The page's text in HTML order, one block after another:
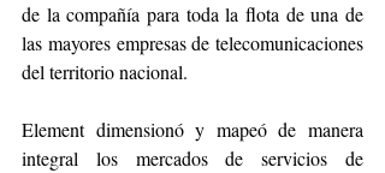
de la compañía para toda la flota de una de
las mayores empresas de telecomunicaciones
del territorio nacional.
Element dimensionó y mapeó de manera
integral los mercados de servicios de